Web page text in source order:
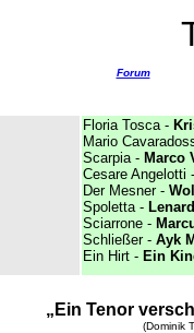
Forum
Floria Tosca -
Mario
Scarpia - Marco
Cesare Angelotti
Der Mesner -
Spoletta -
Sciarrone -
Schließer - Ayk
Ein Hirt - Ein
„Ein Tenor
(Dominik